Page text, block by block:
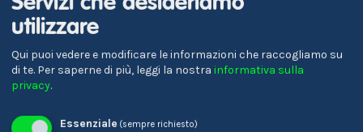
Verena Gschnell
utilizzare
Qui puoi vedere e modificare le informazioni che raccogliamo su
di te. Per saperne di più, leggi la nostra informativa sulla
privacy.
Essenziale (sempre richiesto)